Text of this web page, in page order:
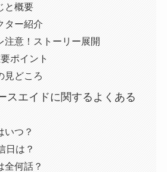
と概要
ター紹介
注意！ストーリー展開
ポイント
見どころ
スエイドに関するよくある
いつ？
日は？
全何話？